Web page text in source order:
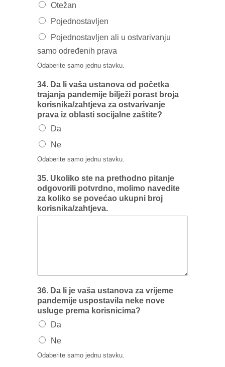
Otežan
Pojednostavljen
Pojednostavljen ali u ostvarivanju
samo određenih prava
Odaberite samo jednu stavku.
34. Da Ii vaša ustanova od početka
trajanja pandemije bilježi porast broja
korisnika/zahtjeva za ostvarivanje
prava iz oblasti socijalne zaštite?
Da
Ne
Odaberite samo jednu stavku.
35. Ukoliko ste na prethodno pitanje
odgovorili potvrdno, molimo navedite
za koliko se povećao ukupni broj
korisnika/zahtjeva.
36. Da Ii je vaša ustanova za vrijeme
pandemije uspostavila neke nove
usluge prema korisnicima?
Da
Ne
Odaberite samo jednu stavku.